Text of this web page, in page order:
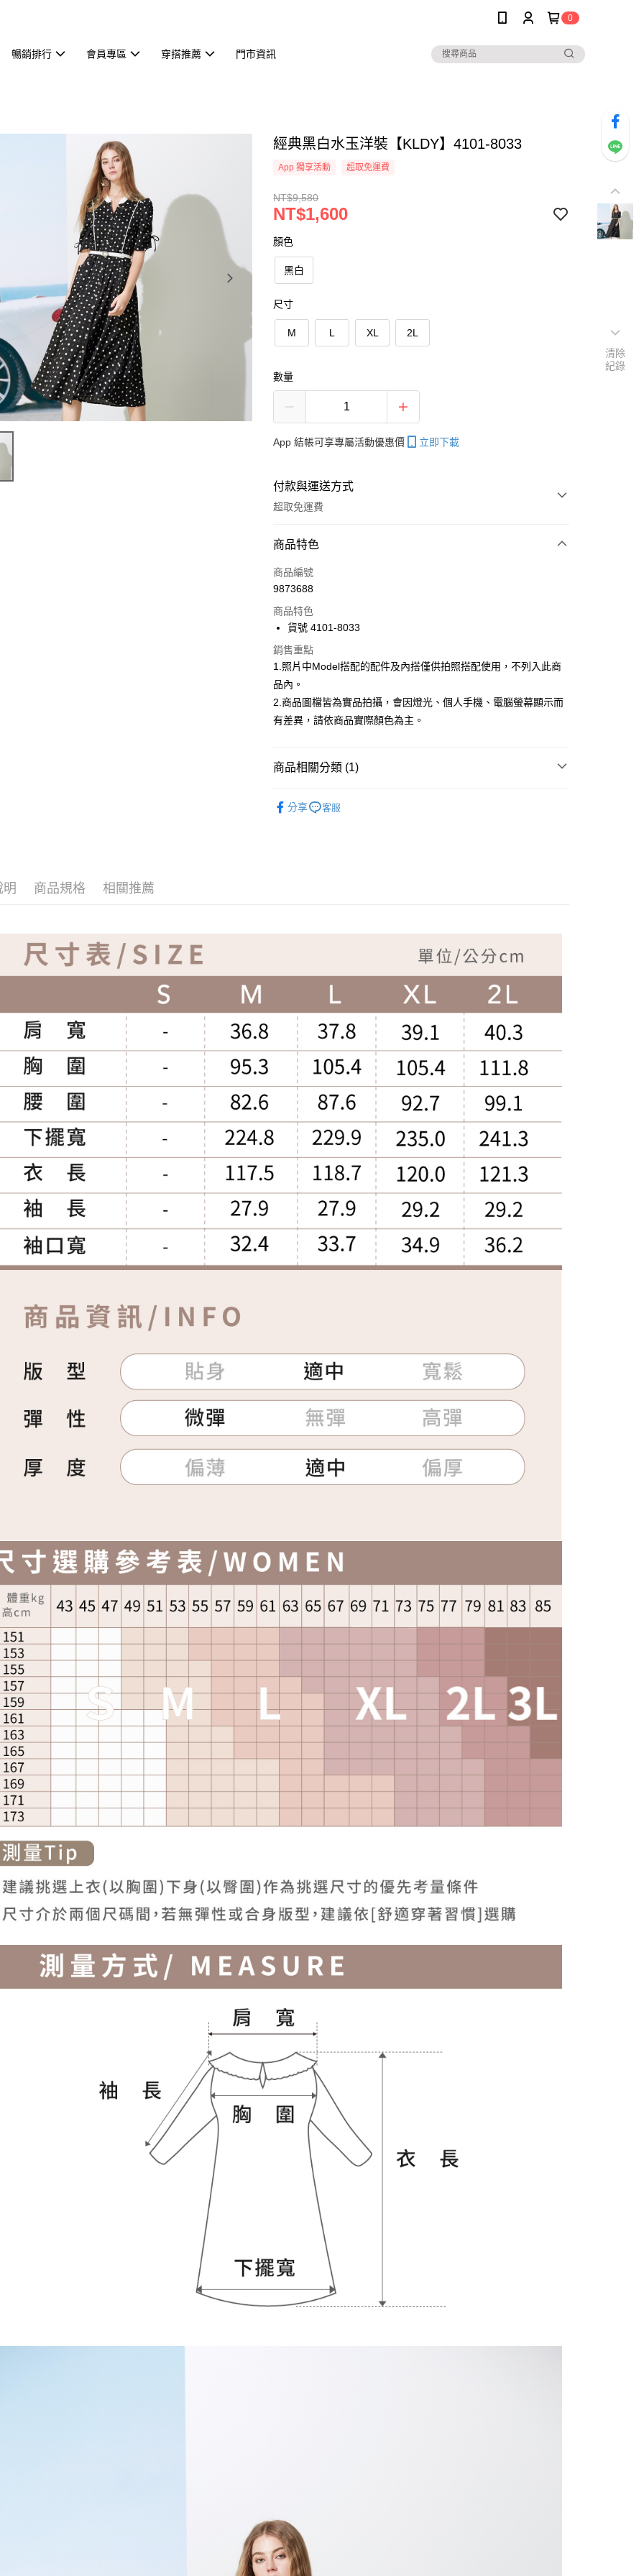
0
暢銷排行 會員專區 穿搭推薦 門市資訊
經典黑白水玉洋裝【KLDY】4101-8033
App 獨享活動 超取免運費
NT$9,580
NT$1,600
顏色
黑白
尺寸
M L XL 2L
數量
App 結帳可享專屬活動優惠價 立即下載
付款與運送方式
超取免運費
付款方式
信用卡一次付款
Apple Pay
ATM付款
運送方式
全家取貨付款
付款後全家取貨
7-11取貨付款
商品特色
商品編號
9873688
商品特色
貨號 4101-8033
銷售重點
1.照片中Model搭配的配件及內搭僅供拍照搭配使用，不列入此商
品內。
2.商品圖檔皆為實品拍攝，會因燈光、個人手機、電腦螢幕顯示而
有差異，請依商品實際顏色為主。
商品相關分類 (1)
分享
客服
明 商品規格 相關推薦
清除
紀錄